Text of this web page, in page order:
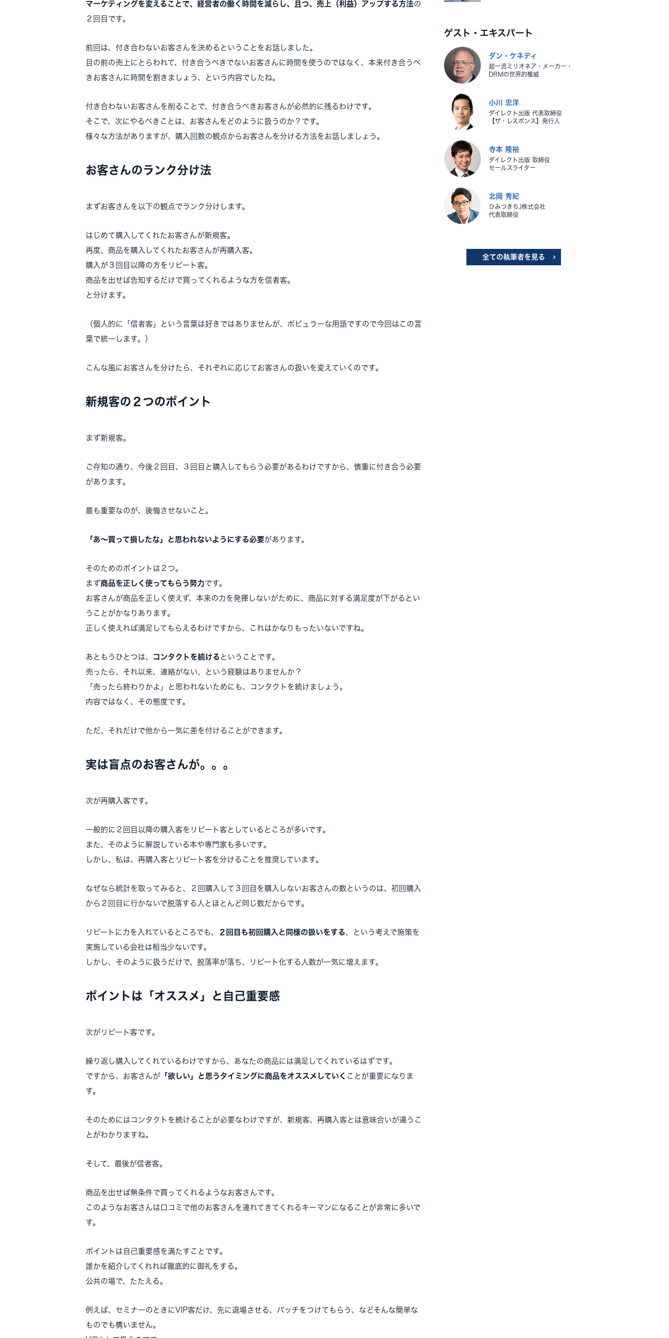
マーケティングを変えることで、経営者の働く時間を減らし、且つ、売上（利益）アップする方法の
２回目です。
前回は、付き合わないお客さんを決めるということをお話しました。
目の前の売上にとらわれて、付き合うべきでないお客さんに時間を使うのではなく、本来付き合うべ
きお客さんに時間を割きましょう、という内容でしたね。
付き合わないお客さんを削ることで、付き合うべきお客さんが必然的に残るわけです。
そこで、次にやるべきことは、お客さんをどのように扱うのか？です。
様々な方法がありますが、購入回数の観点からお客さんを分ける方法をお話しましょう。
お客さんのランク分け法
まずお客さんを以下の観点でランク分けします。
はじめて購入してくれたお客さんが新規客。
再度、商品を購入してくれたお客さんが再購入客。
購入が３回目以降の方をリピート客。
商品を出せば告知するだけで買ってくれるような方を信者客。
と分けます。
（個人的に「信者客」という言葉は好きではありませんが、ポピュラーな用語ですので今回はこの言
葉で統一します。）
こんな風にお客さんを分けたら、それぞれに応じてお客さんの扱いを変えていくのです。
新規客の２つのポイント
まず新規客。
ご存知の通り、今後２回目、３回目と購入してもらう必要があるわけですから、慎重に付き合う必要
があります。
最も重要なのが、後悔させないこと。
「あ〜買って損したな」と思われないようにする必要があります。
そのためのポイントは２つ。
まず商品を正しく使ってもらう努力です。
お客さんが商品を正しく使えず、本来の力を発揮しないがために、商品に対する満足度が下がるとい
うことがかなりあります。
正しく使えれば満足してもらえるわけですから、これはかなりもったいないですね。
あともうひとつは、 コンタクトを続ける ということです。
売ったら、それ以来、連絡がない、という経験はありませんか？
「売ったら終わりかよ」と思われないためにも、コンタクトを続けましょう。
内容ではなく、その態度です。
ただ、それだけで他から一気に差を付けることができます。
実は盲点のお客さんが。。。
次が再購入客です。
一般的に２回目以降の購入客をリピート客としているところが多いです。
また、そのように解説している本や専門家も多いです。
しかし、私は、再購入客とリピート客を分けることを推奨しています。
なぜなら統計を取ってみると、２回購入して３回目を購入しないお客さんの数というのは、初回購入
から２回目に行かないで脱落する人とほとんど同じ数だからです。
リピートに力を入れているところでも、 ２回目も初回購入と同様の扱いをする、という考えで施策を
実施している会社は相当少ないです。
しかし、そのように扱うだけで、脱落率が落ち、リピート化する人数が一気に増えます。
ポイントは「オススメ」と自己重要感
次がリピート客です。
繰り返し購入してくれているわけですから、あなたの商品には満足してくれているはずです。
ですから、お客さんが 「欲しい」と思うタイミングに商品をオススメしていく ことが重要になりま
す。
そのためにはコンタクトを続けることが必要なわけですが、新規客、再購入客とは意味合いが違うこ
とがわかりますね。
そして、最後が信者客。
商品を出せば無条件で買ってくれるようなお客さんです。
このようなお客さんは口コミで他のお客さんを連れてきてくれるキーマンになることが非常に多いで
す。
ポイントは自己重要感を満たすことです。
誰かを紹介してくれれば徹底的に御礼をする。
公共の場で、たたえる。
例えば、セミナーのときにVIP客だけ、先に退場させる、バッチをつけてもらう、などそんな簡単な
ものでも構いません。
ゲスト・エキスパート
ダン・ケネディ
超一流ミリオネア・メーカー・
DRMの世界的権威
小川 忠洋
ダイレクト出版 代表取締役
【ザ・レスポンス】発行人
寺本 隆裕
ダイレクト出版 取締役
セールスライター
北岡 秀紀
ひみつきちJ株式会社
代表取締役
全ての執筆者を見る